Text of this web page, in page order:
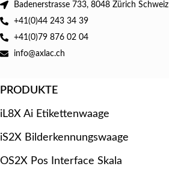
Badenerstrasse 733, 8048 Zürich Schweiz
+41(0)44 243 34 39
+41(0)79 876 02 04
info@axlac.ch
PRODUKTE
iL8X Ai Etikettenwaage
iS2X Bilderkennungswaage
OS2X Pos Interface Skala